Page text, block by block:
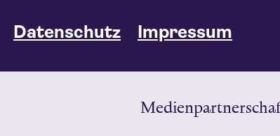
Datenschutz Impressum